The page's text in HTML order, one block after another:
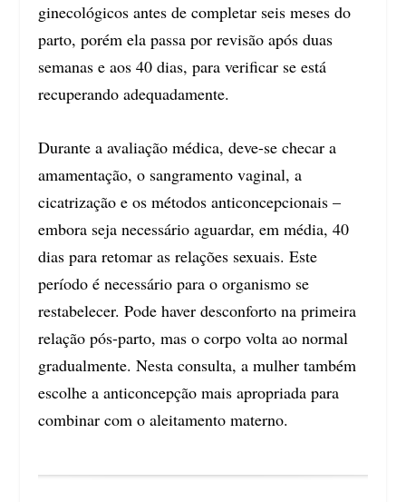
ginecológicos antes de completar seis meses do
parto, porém ela passa por revisão após duas
semanas e aos 40 dias, para verificar se está
recuperando adequadamente.
Durante a avaliação médica, deve-se checar a
amamentação, o sangramento vaginal, a
cicatrização e os métodos anticoncepcionais –
embora seja necessário aguardar, em média, 40
dias para retomar as relações sexuais. Este
período é necessário para o organismo se
restabelecer. Pode haver desconforto na primeira
relação pós-parto, mas o corpo volta ao normal
gradualmente. Nesta consulta, a mulher também
escolhe a anticoncepção mais apropriada para
combinar com o aleitamento materno.